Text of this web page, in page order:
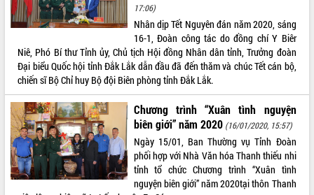
Hội thảo góp ý hồ sơ điều chỉnh quy
hoạch tỉnh Đắk Lắk thời kỳ 2021-2030,
Nâng cao hiệu quả hoạt động của các
doanh nghiệp nhà nước
Hội nghị triển khai kết nối mạng
truyền số liệu chuyên dùng phục vụ cơ
quan Đảng, Nhà nước
Lễ phát động chuỗi hoạt động chung
tay làm sạch môi trường
Xã Ea Kar bước chuyển mình trong
công tác cải cách hành chính mô hình
mới
17:06)
Nhân dịp Tết Nguyên đán năm 2020, sáng
16-1, Đoàn công tác do đồng chí Y Biêr
Niê, Phó Bí thư Tỉnh ủy, Chủ tịch Hội đồng Nhân dân tỉnh, Trưởng đoàn
Đại biểu Quốc hội tỉnh Đắk Lắk dẫn đầu đã đến thăm và chúc Tết cán bộ,
chiến sĩ Bộ Chỉ huy Bộ đội Biên phòng tỉnh Đắk Lắk.
Chương trình “Xuân tình nguyện
biên giới” năm 2020 (16/01/2020, 15:57)
Ngày 15/01, Ban Thường vụ Tỉnh Đoàn
phối hợp với Nhà Văn hóa Thanh thiếu nhi
tỉnh tổ chức Chương trình “Xuân tình
nguyện biên giới” năm 2020tại thôn Thanh